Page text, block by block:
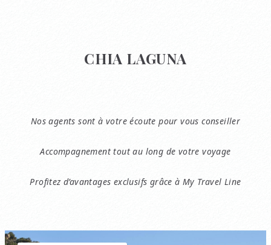
CHIA LAGUNA
Nos agents sont à votre écoute pour vous conseiller
Accompagnement tout au long de votre voyage
Profitez d’avantages exclusifs grâce à My Travel Line